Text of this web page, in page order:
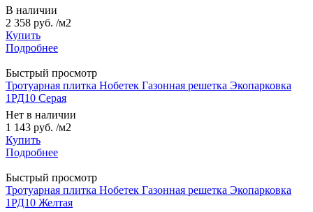
В наличии
2 358 руб. /м2
Купить
Подробнее
Быстрый просмотр
Тротуарная плитка Нобетек Газонная решетка Экопарковка
1РД10 Серая
Нет в наличии
1 143 руб. /м2
Купить
Подробнее
Быстрый просмотр
Тротуарная плитка Нобетек Газонная решетка Экопарковка
1РД10 Желтая